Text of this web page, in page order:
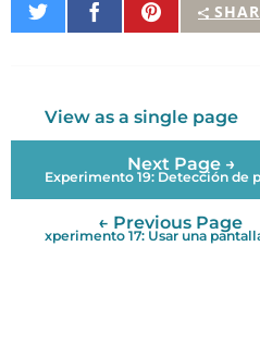
Share
on
Share
on
Pin
It
View as a single page
Next Page →
Experimento 19: Detección de
← Previous Page
xperimento 17: Usar una